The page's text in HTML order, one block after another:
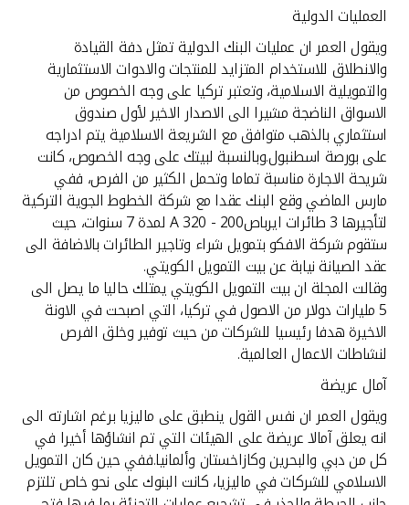
العمليات الدولية
ويقول العمر ان عمليات البنك الدولية تمثل دفة القيادة
والانطلاق للاستخدام المتزايد للمنتجات والادوات الاستثمارية
والتمويلية الاسلامية، وتعتبر تركيا على وجه الخصوص من
الاسواق الناضجة مشيرا الى الاصدار الاخير لأول صندوق
استثماري بالذهب متوافق مع الشريعة الاسلامية يتم ادراجه
على بورصة اسطنبول.وبالنسبة لبيتك على وجه الخصوص، كانت
شريحة الاجارة مناسبة تماما وتحمل الكثير من الفرص، ففي
مارس الماضي وقع البنك عقدا مع شركة الخطوط الجوية التركية
لتأجيرها 3 طائرات ايرباصA 320 - 200 لمدة 7 سنوات، حيث
ستقوم شركة الافكو بتمويل شراء وتاجير الطائرات بالاضافة الى
عقد الصيانة نيابة عن بيت التمويل الكويتي.
وقالت المجلة ان بيت التمويل الكويتي يمتلك حاليا ما يصل الى
5 مليارات دولار من الاصول في تركيا، التي اصبحت في الاونة
الاخيرة هدفا رئيسيا للشركات من حيث توفير وخلق الفرص
لنشاطات الاعمال العالمية.
آمال عريضة
ويقول العمر ان نفس القول ينطبق على ماليزيا برغم اشارته الى
انه يعلق آمالا عريضة على الهيئات التي تم انشاؤها أخيرا في
كل من دبي والبحرين وكازاخستان وألمانيا.ففي حين كان التمويل
الاسلامي للشركات في ماليزيا، كانت البنوك على نحو خاص تلتزم